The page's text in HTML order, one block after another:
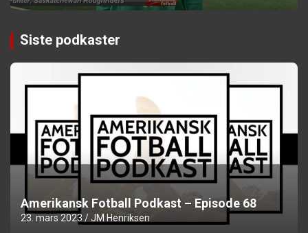
Siste podkaster
Amerikansk Fotball Podkast – Episode 68
23. mars 2023 JM Henriksen